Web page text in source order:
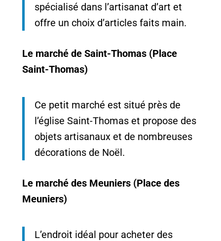
spécialisé dans l’artisanat d’art et
offre un choix d’articles faits main.
Le marché de Saint-Thomas (Place
Saint-Thomas)
Ce petit marché est situé près de
l’église Saint-Thomas et propose des
objets artisanaux et de nombreuses
décorations de Noël.
Le marché des Meuniers (Place des
Meuniers)
L’endroit idéal pour acheter des